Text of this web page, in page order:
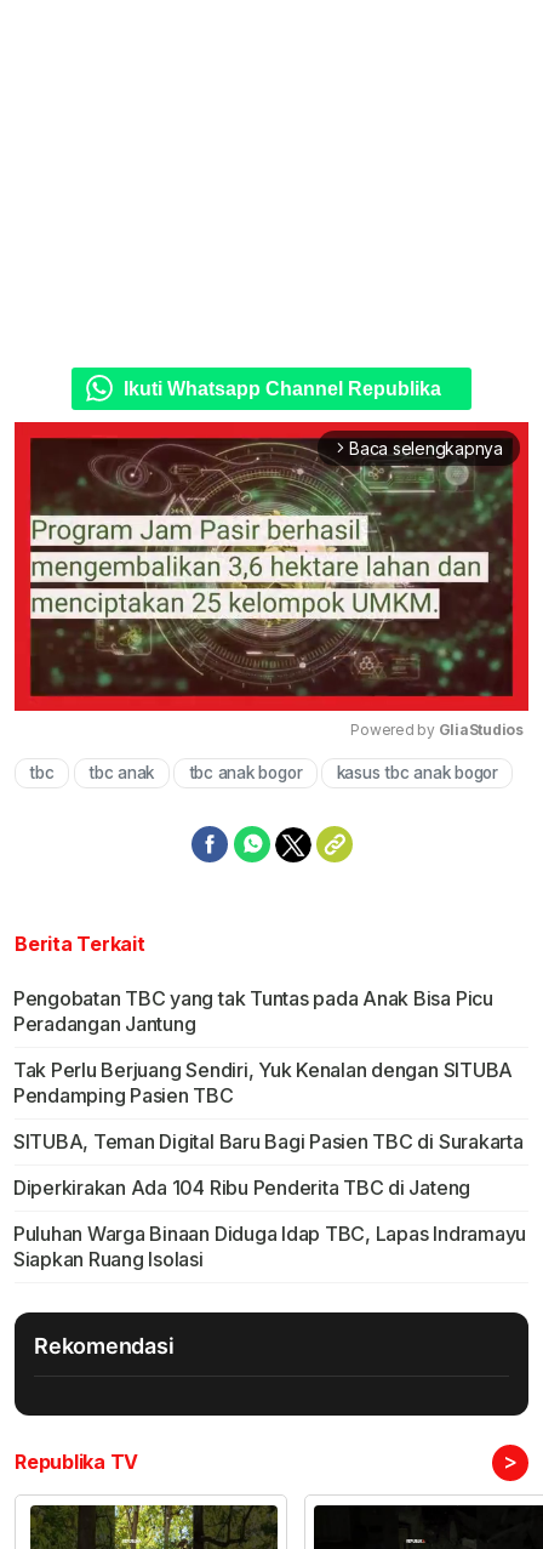
Ikuti Whatsapp Channel Republika
arrow_forward_ios Baca selengkapnya
Mute
Powered by GliaStudios
tbc tbc anak tbc anak bogor kasus tbc anak bogor
Berita Terkait
Pengobatan TBC yang tak Tuntas pada Anak Bisa Picu
Peradangan Jantung
Tak Perlu Berjuang Sendiri, Yuk Kenalan dengan SITUBA
Pendamping Pasien TBC
SITUBA, Teman Digital Baru Bagi Pasien TBC di Surakarta
Diperkirakan Ada 104 Ribu Penderita TBC di Jateng
Puluhan Warga Binaan Diduga Idap TBC, Lapas Indramayu
Siapkan Ruang Isolasi
Rekomendasi
Republika TV >